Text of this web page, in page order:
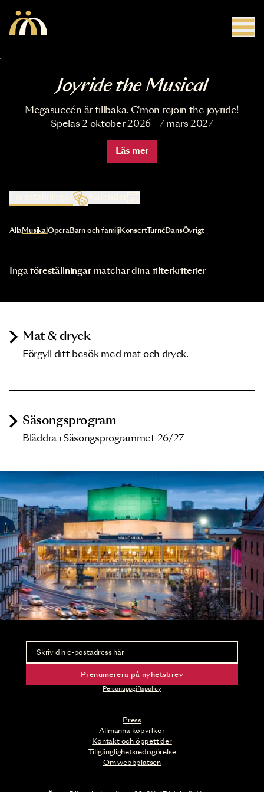
Joyride the Musical
Megasuccén är tillbaka. C'mon rejoin the joyride!
Spelas 2 oktober 2026 - 7 mars 2027
Läs mer
Kalender
Val av kategori uppdaterar innehållet automatiskt
AllaMusikal OperaBarn och familjKonsertTurnéDansÖvrigt
Inga föreställningar matchar dina filterkriterier
Mat & dryck
Förgyll ditt besök med mat och dryck.
Säsongsprogram
Bläddra i Säsongsprogrammet 26/27
Press
Allmänna köpvillkor
Kontakt och öppettider
Tillgänglighetsredogörelse
Om webbplatsen
Nyhetsbrev
Ta del av förhandsinformation och biljettsläpp.
Prenumerera på nyhetsbrev
Personuppgiftspolicy